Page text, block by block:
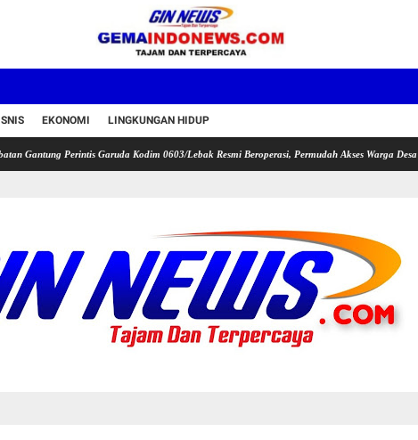
EKONOMI LINGKUNGAN HIDUP
Perintis Garuda Kodim 0603/Lebak Resmi Beroperasi, Permudah Akses Warga Desa Wanasalam